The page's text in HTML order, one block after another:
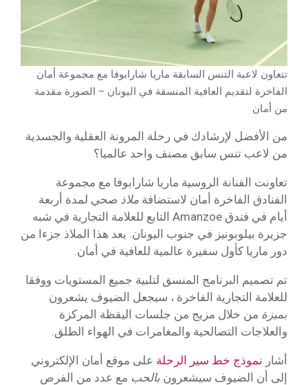
تتعاون لاعبة التنس السابقة ماريا شارابوفا مع مجموعة أمان
الفاخرة لتقديم العافية المنسقة في اليونان – الصورة مقدمة
من أمان
من الأفضل لإرشادك في رحلة المرونة العقلية والجسدية
من لاعب تنس سابق مصنف واحد عالميا؟
تعاونت الفنانة الروسية ماريا شارابوفا مع مجموعة
الفنادق الفاخرة أمان لاستضافة ملاذ صحي لمدة أربعة
أيام في فندق Amanzoe التابع للعلامة التجارية في شبه
جزيرة بيلوبونيز في جنوب اليونان. يعد هذا الملاذ جزءا من
دور ماريا كأول سفيرة عالمية للعافية في أمان.
تم تصميم البرنامج المنسق لتلبية جميع المستويات ووفقا
للعلامة التجارية الفاخرة ، سيجعل الضيوف يشعرون
بميزة من خلال مزيج من جلسات اليقظة المركزة
والعلاجات التصالحية والمغامرات في الهواء الطلق.
أشار نموذج خط سير الرحلة على موقع أمان الإلكتروني
إلى أن الضيوف سيشعرون بالحب مع عدد من الفرص